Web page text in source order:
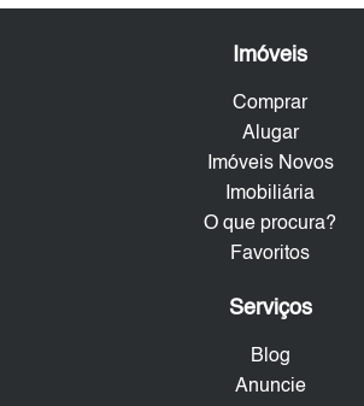
Imóveis
Comprar
Alugar
Imóveis Novos
Imobiliária
O que procura?
Favoritos
Serviços
Blog
Anuncie